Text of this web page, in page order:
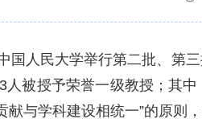
国人民大学举行第二批、第
人被授予荣誉一级教授；其
献与学科建设相统一”的原则